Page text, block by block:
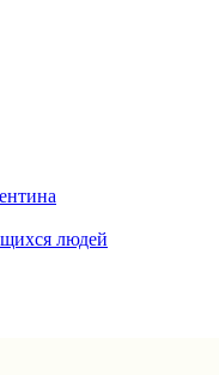
людей